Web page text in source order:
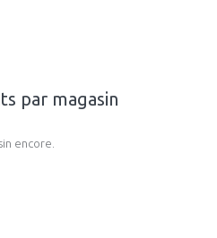
par magasin
encore.